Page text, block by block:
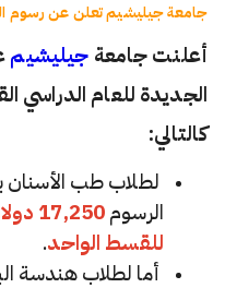
جامعة جيليشيم تعلن عن رسوم
أعلنت جامعة جيليشيم
الجديدة للعام الدراسي
كالتالي:
لطلاب طب الأسنان
الرسوم 17,250 دولار للقسطين
للقسط الواحد.
أما لطلاب هندسة